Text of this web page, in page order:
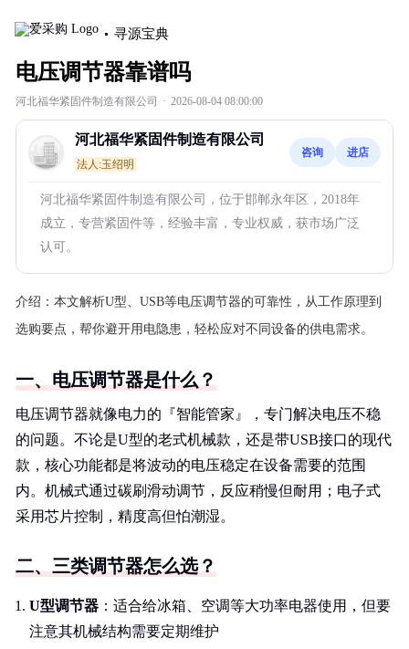
寻源宝典
电压调节器靠谱吗
河北福华紧固件制造有限公司 · 2026-08-04 08:00:00
河北福华紧固件制造有限公司
法人:玉绍明
咨询 进店
河北福华紧固件制造有限公司，位于邯郸永年区，2018年
成立，专营紧固件等，经验丰富，专业权威，获市场广泛
认可。
介绍： 本文解析U型、USB等电压调节器的可靠性，从工作原理到
选购要点，帮你避开用电隐患，轻松应对不同设备的供电需求。
一、电压调节器是什么？
电压调节器就像电力的『智能管家』，专门解决电压不稳
的问题。不论是U型的老式机械款，还是带USB接口的现代
款，核心功能都是将波动的电压稳定在设备需要的范围
内。机械式通过碳刷滑动调节，反应稍慢但耐用；电子式
采用芯片控制，精度高但怕潮湿。
二、三类调节器怎么选？
U型调节器 ：适合给冰箱、空调等大功率电器使用，但要
注意其机械结构需要定期维护